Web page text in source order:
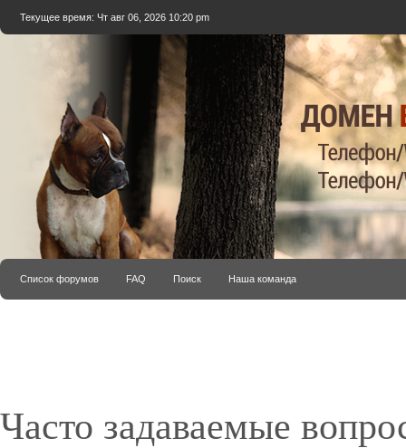
Текущее время: Чт авг 06, 2026 10:20 pm
Список форумов FAQ Поиск Наша команда
Часто задаваемые